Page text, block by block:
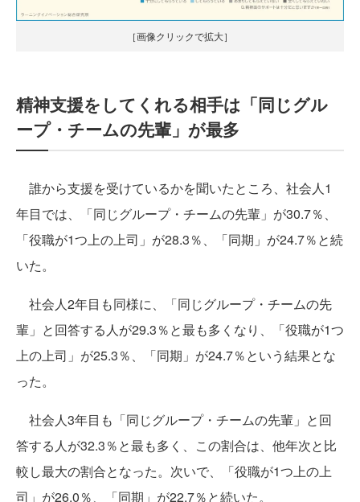
［画像クリックで拡大］
精神支援をしてくれる相手は「同じグル
ープ・チームの先輩」が最多
誰から支援を受けているかを聞いたところ、社会人1
年目では、「同じグループ・チームの先輩」が30.7％、
「役職が1つ上の上司」が28.3％、「同期」が24.7％と続
いた。
社会人2年目も同様に、「同じグループ・チームの先
輩」と回答する人が29.3％と最も多くなり、「役職が1つ
上の上司」が25.3％、「同期」が24.7％という結果とな
った。
社会人3年目も「同じグループ・チームの先輩」と回
答する人が32.3％と最も多く、この割合は、他年次と比
較し最大の割合となった。次いで、「役職が1つ上の上
司」が26.0％、「同期」が22.7％と続いた。